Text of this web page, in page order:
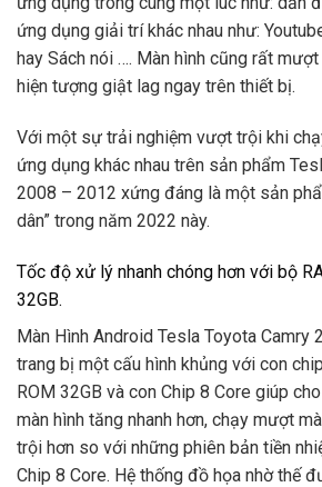
ứng dụng giải trí khác nhau như:
hay Sách nói …. Màn hình cũng rất
hiện tượng giật lag ngay trên thiết bị.
Với một sự trải nghiệm vượt trội khi
ứng dụng khác nhau trên sản phẩm
2008 – 2012 xứng đáng là một sản
dân” trong năm 2022 này.
Tốc độ xử lý nhanh chóng hơn với bộ
32GB.
Màn Hình Android Tesla Toyota
trang bị một cấu hình khủng với con
ROM 32GB và con Chip 8 Core giúp
màn hình tăng nhanh hơn, chạy mượt
trội hơn so với những phiên bản tiền
Chip 8 Core. Hệ thống đồ họa nhờ thế